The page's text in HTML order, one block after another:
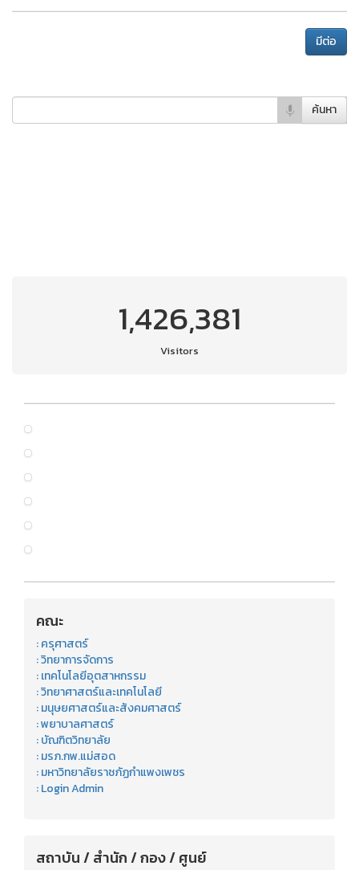
มีต่อ
ค้นหา
1,426,381
Visitors
คณะ
: ครุศาสตร์
: วิทยาการจัดการ
: เทคโนโลยีอุตสาหกรรม
: วิทยาศาสตร์และเทคโนโลยี
: มนุษยศาสตร์และสังคมศาสตร์
: พยาบาลศาสตร์
: บัณฑิตวิทยาลัย
: มรภ.กพ.แม่สอด
: มหาวิทยาลัยราชภัฏกำแพงเพชร
: Login Admin
สถาบัน / สำนัก / กอง / ศูนย์